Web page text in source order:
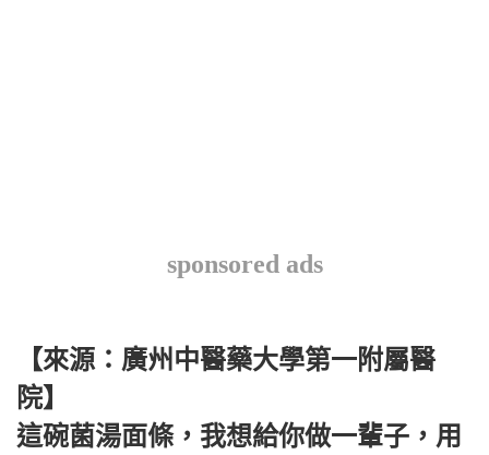
sponsored ads
【來源：廣州中醫藥大學第一附屬醫
院】
這碗菌湯面條，我想給你做一輩子，用